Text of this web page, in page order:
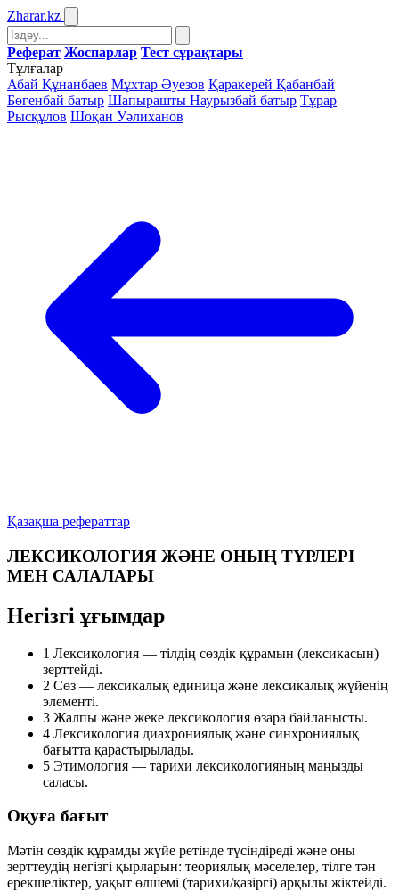
Zharar.kz
Реферат Жоспарлар Тест сұрақтары
Тұлғалар
Абай Құнанбаев Мұхтар Әуезов Қаракерей Қабанбай
Бөгенбай батыр Шапырашты Наурызбай батыр Тұрар
Рысқұлов Шоқан Уәлиханов
Қазақша рефераттар
ЛЕКСИКОЛОГИЯ ЖӘНЕ ОНЫҢ ТҮРЛЕРІ
МЕН САЛАЛАРЫ
Негізгі ұғымдар
1 Лексикология — тілдің сөздік құрамын (лексикасын)
зерттейді.
2 Сөз — лексикалық единица және лексикалық жүйенің
элементі.
3 Жалпы және жеке лексикология өзара байланысты.
4 Лексикология диахрониялық және синхрониялық
бағытта қарастырылады.
5 Этимология — тарихи лексикологияның маңызды
саласы.
Оқуға бағыт
Мәтін сөздік құрамды жүйе ретінде түсіндіреді және оны
зерттеудің негізгі қырларын: теориялық мәселелер, тілге тән
ерекшеліктер, уақыт өлшемі (тарихи/қазіргі) арқылы жіктейді.